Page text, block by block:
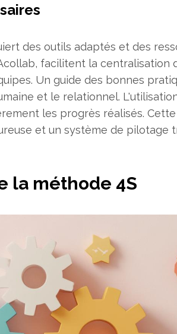
des outils adaptés et des
facilitent la centralisation
Un guide des bonnes
et le relationnel.
les progrès réalisés.
et un système de pilotage
la méthode 4S